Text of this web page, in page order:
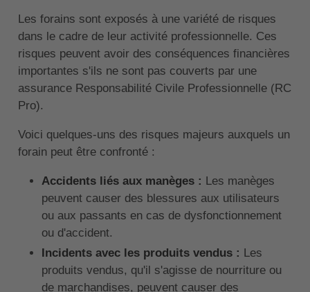
Les forains sont exposés à une variété de risques
dans le cadre de leur activité professionnelle. Ces
risques peuvent avoir des conséquences financières
importantes s'ils ne sont pas couverts par une
assurance Responsabilité Civile Professionnelle (RC
Pro).
Voici quelques-uns des risques majeurs auxquels un
forain peut être confronté :
Accidents liés aux manèges : Les manèges
peuvent causer des blessures aux utilisateurs
ou aux passants en cas de dysfonctionnement
ou d'accident.
Incidents avec les produits vendus : Les
produits vendus, qu'il s'agisse de nourriture ou
de marchandises, peuvent causer des